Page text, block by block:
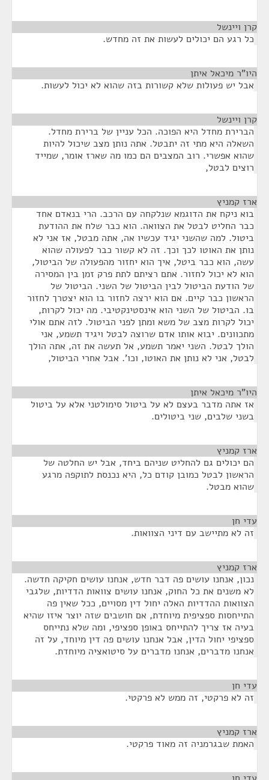
קרן ויינשל
כל רגע הם יכולים לעשות את זה מחדש.
היו"ר מיכאל איתן
אבל יש פעולות שלא קשורות בזה שהוא לא יכול לעשות.
קרן ויינשל
הברירת מחדל היא הפוכה. הכל עניין של ברירת מחדל.
השאלה היא מתי זה יתבטל. אתה נותן מצב שיכול להיות
שהוא אפשרי. רוב המצבים הם כמו מה שארז אומר, שמייד
רוצים לבטל,
ארז קמניץ
בוא ניקח את הדוגמא שנלקחה עם הרכב. הרי בנאדם אחד
כבר החליט לבטל את הצוואה. הוא כבר שלח את ההודעת
ביטול. למה שהשני יגיד עכשיו אה, אתה מבטל, אז אני לא
נותן את האוטו לכך וכך. זה לא קשור כבר לפעולה שהוא
עשה, הוא כבר ביטל, איך הוא יחזור מהפעולה של הביטול,
הוא לא יכול לחזור. אתם רציתם לתת פרק זמן בין המסירה
של הודעת הביטול לבין הביטול של השני. הביטול של
הראשון כבר קיים. אם הוא ירצה לחזור בו הוא יצטרך לחזור
בו. הביטול של השני הוא אינסטינקטיבי. מה יכול לקרות,
יכול לקרות מצב של משא ומתן לפני הביטול. לזה אתם אולי
מתכוונים. יבוא אותו אדם שרוצה לבטל ויגיד תשמע, אני
הולך לבטל. השני יאמר תשמע, אל תעשה את זה, אתה הולך
לבטל, אני לא נותן את האוטו, וכו'. אבל אחרי הביטול,
היו"ר מיכאל איתן
אז אתה מדבר בעצם לא על ביטול סימולטני אלא על ביטול
בשני שלבים, שני ביטולים.
ארז קמניץ
הם יכולים גם להחליט שניהם ביחד, אבל יש החלטה של
הראשון לבטל כמובן קודם כל, היא נכנסת לתוקפה מרגע
שהוא מבטל.
עדי חן
זה לא מתיישב עם דיני הצוואות.
ארז קמניץ
נכון, אנחנו עושים פה דבר חדש, אנחנו עושים חקיקה חדשה.
לא משנים את כל החוק, אנחנו עושים צוואות הדדיות, שלגבי
הצוואות ההדדיות האלה יחול דין מסויים, ככל שאין פה
התייחסות ספציפית מיוחדת, אם חושבים שזה יוצר איזו שהיא
בעיה אז צריך להתייחס באופן ספציפי, ומה שלא נתייחס
ספציפי יחול הדין, אבל אנחנו עושים פה דין מיוחד, על זה
אנחנו מדברים, אנחנו מדברים על סיטואציה מיוחדת.
עדי חן
זה לא פרקטי, זה ממש לא פרקטי.
ארז קמניץ
האמת שבגרמניה זה מאוד פרקטי.